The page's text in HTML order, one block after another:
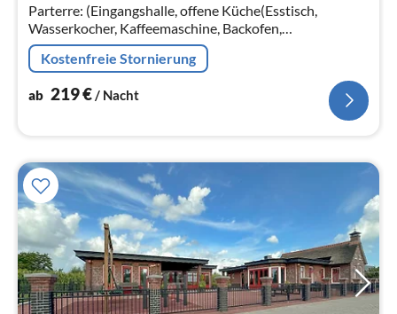
Parterre: (Eingangshalle, offene Küche(Esstisch,
Wasserkocher, Kaffeemaschine, Backofen,
Spülmaschine, Kühl-/Gefrierkombination, Klimaanlage)
Kostenfreie Stornierung
ab 219€/ Nacht